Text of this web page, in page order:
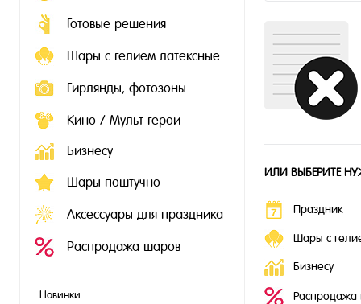
Готовые решения
Шары с гелием латексные
Гирлянды, фотозоны
Кино / Мульт герои
Бизнесу
Шары поштучно
Аксессуары для праздника
Распродажа шаров
Новинки
ИЛИ ВЫБЕРИТЕ
Праздник
Шары с
Бизнесу
Распродажа